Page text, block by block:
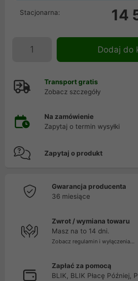
Stacjonarna: 14
Dodaj do
Transport gratis
Zobacz szczegóły
Na zamówienie
Zapytaj o termin wysyłki
Zapytaj o produkt
Gwarancja producenta
36 miesiące
Zwrot / wymiana towaru
Masz na to 14 dni.
Zobacz regulamin i wyłączenia...
Zapłać za pomocą
BLIK, BLIK Płacę Później,